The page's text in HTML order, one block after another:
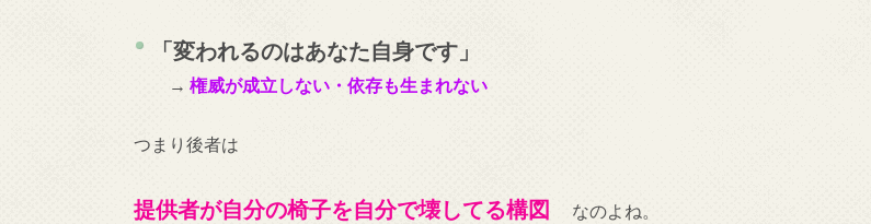
「変われるのはあなた自身です」
→ 権威が成立しない・依存も生まれない
つまり後者は
提供者が自分の椅子を自分で壊してる構図 なのよね。